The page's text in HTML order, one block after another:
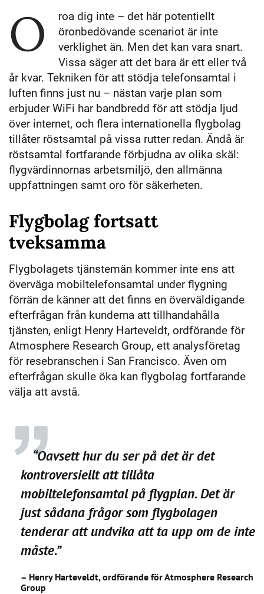
O
roa dig inte – det här potentiellt
öronbedövande scenariot är inte
verklighet än. Men det kan vara snart.
Vissa säger att det bara är ett eller två
år kvar. Tekniken för att stödja telefonsamtal i
luften finns just nu – nästan varje plan som
erbjuder WiFi har bandbredd för att stödja ljud
över internet, och flera internationella flygbolag
tillåter röstsamtal på vissa rutter redan. Ändå är
röstsamtal fortfarande förbjudna av olika skäl:
flygvärdinnornas arbetsmiljö, den allmänna
uppfattningen samt oro för säkerheten.
Flygbolag fortsatt
tveksamma
Flygbolagets tjänstemän kommer inte ens att
överväga mobiltelefonsamtal under flygning
förrän de känner att det finns en överväldigande
efterfrågan från kunderna att tillhandahålla
tjänsten, enligt Henry Harteveldt, ordförande för
Atmosphere Research Group, ett analysföretag
för resebranschen i San Francisco. Även om
efterfrågan skulle öka kan flygbolag fortfarande
välja att avstå.
“Oavsett hur du ser på det är det
kontroversiellt att tillåta
mobiltelefonsamtal på flygplan. Det är
just sådana frågor som flygbolagen
tenderar att undvika att ta upp om de inte
måste.”
– Henry Harteveldt, ordförande för Atmosphere Research
Group